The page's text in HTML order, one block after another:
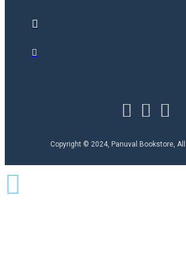
Copyright © 2024, Panuval Bookstore,